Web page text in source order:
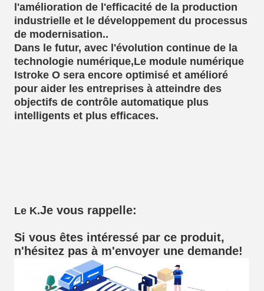
l'amélioration de l'efficacité de la production
industrielle et le développement du processus
de modernisation..
Dans le futur, avec l'évolution continue de la
technologie numérique,Le module numérique
Istroke O sera encore optimisé et amélioré
pour aider les entreprises à atteindre des
objectifs de contrôle automatique plus
intelligents et plus efficaces.
Le K.Je vous rappelle:
Si vous êtes intéressé par ce produit,
n'hésitez pas à m'envoyer une demande!